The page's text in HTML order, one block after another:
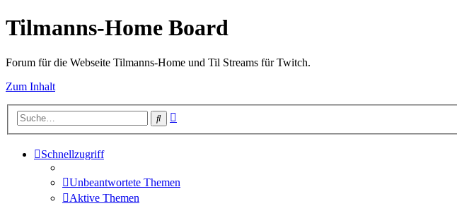
Tilmanns-Home Board
Forum für die Webseite Tilmanns-Home und Til Streams für Twitch.
Zum Inhalt
Suche
Schnellzugriff
Unbeantwortete Themen
Aktive Themen